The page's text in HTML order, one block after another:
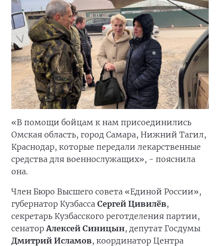
«В помощи бойцам к нам присоединились
Омская область, город Самара, Нижний Тагил,
Краснодар, которые передали лекарственные
средства для военнослужащих», - пояснила
она.
Член Бюро Высшего совета «Единой России»,
губернатор Кузбасса Сергей Цивилёв,
секретарь Кузбасского реготделения партии,
сенатор Алексей Синицын, депутат Госдумы
Дмитрий Исламов, координатор Центра